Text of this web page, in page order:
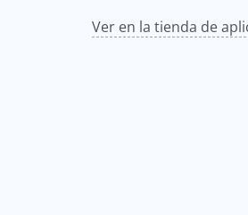
Ver en la tienda de